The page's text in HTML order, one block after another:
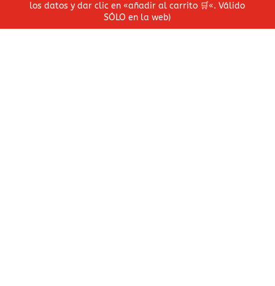
los datos y dar clic en «añadir al carrito 🛒«. Válido
SÓLO en la web)